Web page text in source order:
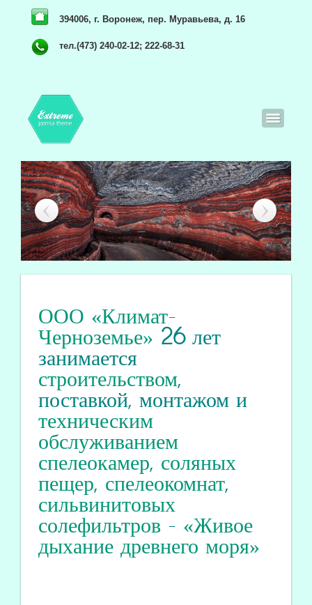
394006, г. Воронеж, пер. Муравьева, д. 16
тел.(473) 240-02-12; 222-68-31
ООО «Климат-
Черноземье» 26лет
занимается
строительством,
поставкой, монтажом и
техническим
обслуживанием
спелеокамер, соляных
пещер, спелеокомнат,
сильвинитовых
солефильтров - «Живое
дыхание древнего моря»